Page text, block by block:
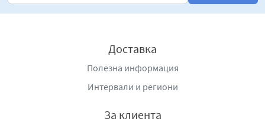
Доставка
Полезна информация
Интервали и региони
За клиента